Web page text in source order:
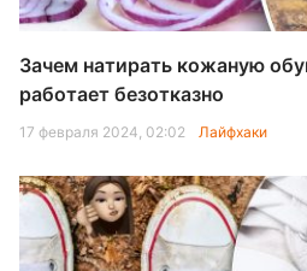
Зачем натирать кожаную
работает безотказно
17 февраля 2024, 02:02 Лайфхаки